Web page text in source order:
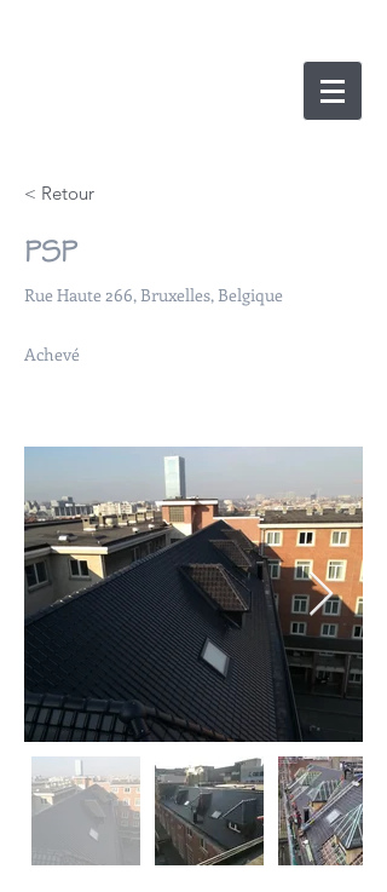
< Retour
PSP
Rue Haute 266, Bruxelles, Belgique
Achevé